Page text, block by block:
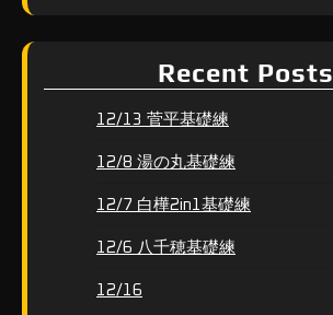
Recent Posts
12/13 菅平基礎練
12/8 湯の丸基礎練
12/7 白樺2in1基礎練
12/6 八千穂基礎練
12/16